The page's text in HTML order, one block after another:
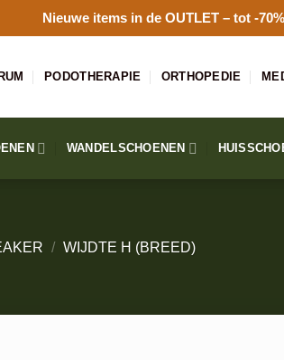
Nieuwe items in de OUTLET– tot -
PODOTHERAPIE ORTHOPEDIE
WANDELSCHOENEN
/ WIJDTE H (BREED)